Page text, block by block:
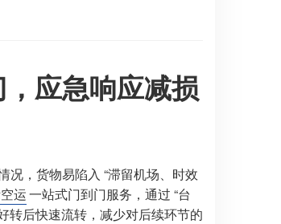
应急响应减损
，货物易陷入 “滞留机场、时效
运一站式门到门服务，通过 “台
转后快速流转，减少对后续环节的